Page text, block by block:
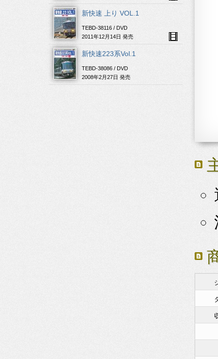
新快速 上り VOL.1
TEBD-38116 / DVD
2011年12月14日 発売
新快速223系Vol.1
TEBD-38086 / DVD
2008年2月27日 発売